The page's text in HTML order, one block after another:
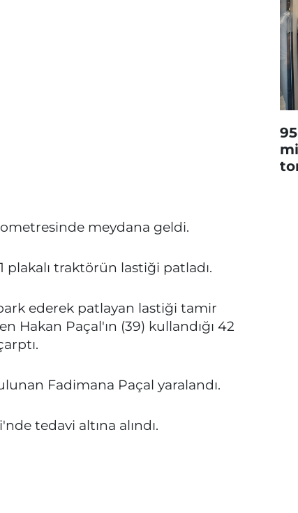
meydana geldi.
plakalı traktörün lastiği patladı.
ederek patlayan lastiği tamir
Hakan Paçal'ın (39) kullandığı 42
Fadimana Paçal yaralandı.
tedavi altına alındı.